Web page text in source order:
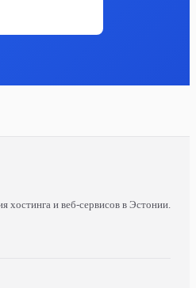
хостинга и веб-сервисов в Эстонии.